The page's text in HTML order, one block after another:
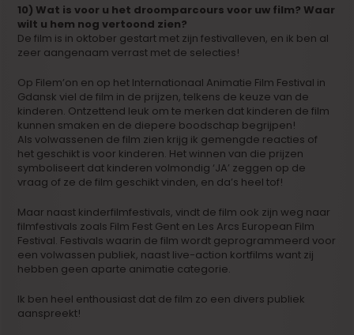
10) Wat is voor u het droomparcours voor uw film? Waar
wilt u hem nog vertoond zien?
De film is in oktober gestart met zijn festivalleven, en ik ben al
zeer aangenaam verrast met de selecties!
Op Filem’on en op het Internationaal Animatie Film Festival in
Gdansk viel de film in de prijzen, telkens de keuze van de
kinderen. Ontzettend leuk om te merken dat kinderen de film
kunnen smaken en de diepere boodschap begrijpen!
Als volwassenen de film zien krijg ik gemengde reacties of
het geschikt is voor kinderen. Het winnen van die prijzen
symboliseert dat kinderen volmondig ‘JA’ zeggen op de
vraag of ze de film geschikt vinden, en da’s heel tof!
Maar naast kinderfilmfestivals, vindt de film ook zijn weg naar
filmfestivals zoals Film Fest Gent en Les Arcs European Film
Festival. Festivals waarin de film wordt geprogrammeerd voor
een volwassen publiek, naast live-action kortfilms want zij
hebben geen aparte animatie categorie.
Ik ben heel enthousiast dat de film zo een divers publiek
aanspreekt!